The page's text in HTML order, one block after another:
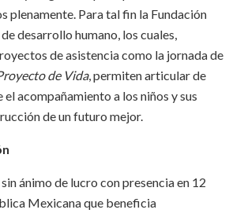
plenamente. Para tal fin la Fundación
desarrollo humano, los cuales,
de asistencia como la jornada de
de Vida, permiten articular de
acompañamiento a los niños y sus
de un futuro mejor.
ánimo de lucro con presencia en 12
Mexicana que beneficia